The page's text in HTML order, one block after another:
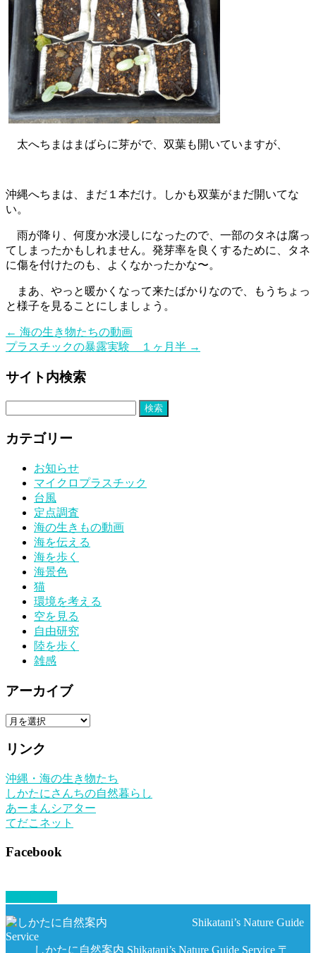
太へちまはまばらに芽がで、双葉も開いていますが、
沖縄へちまは、まだ１本だけ。しかも双葉がまだ開いてな
い。
雨が降り、何度か水浸しになったので、一部のタネは腐っ
てしまったかもしれません。発芽率を良くするために、タネ
に傷を付けたのも、よくなかったかな〜。
まあ、やっと暖かくなって来たばかりなので、もうちょっ
と様子を見ることにしましょう。
← 海の生き物たちの動画
プラスチックの暴露実験 １ヶ月半 →
サイト内検索
カテゴリー
お知らせ
マイクロプラスチック
台風
定点調査
海の生きもの動画
海を伝える
海を歩く
海景色
猫
環境を考える
空を見る
自由研究
陸を歩く
雑感
アーカイブ
ア
カ
ブ
リンク
沖縄・海の生き物たち
しかたにさんちの自然暮らし
あーまんシアター
てだこネット
Facebook
しかたに自然案内 Shikatani’s Nature Guide Service 〒